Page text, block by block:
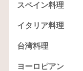
スペイン料理
イタリア料理
台湾料理
ヨーロピアン